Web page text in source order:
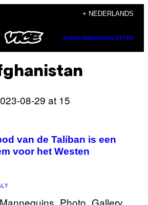
+ NEDERLANDS
SUBSCRIBENEWSLETTER
van de Taliban is een
voor het Westen